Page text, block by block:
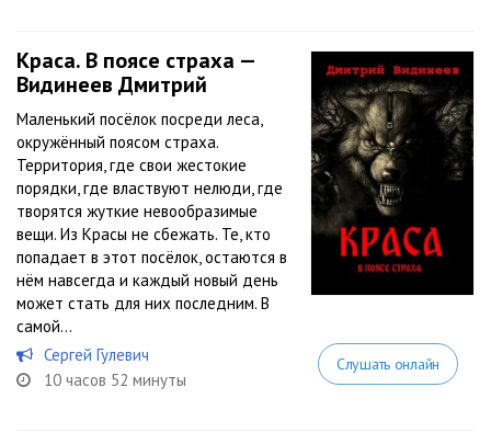
Краса. В поясе страха —
Видинеев Дмитрий
Маленький посёлок посреди леса,
окружённый поясом страха.
Территория, где свои жестокие
порядки, где властвуют нелюди, где
творятся жуткие невообразимые
вещи. Из Красы не сбежать. Те, кто
попадает в этот посёлок, остаются в
нём навсегда и каждый новый день
может стать для них последним. В
самой...
Сергей Гулевич
10 часов 52 минуты
Слушать онлайн